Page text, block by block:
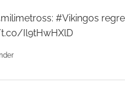
#Vikingos
Il9tHwHXlD